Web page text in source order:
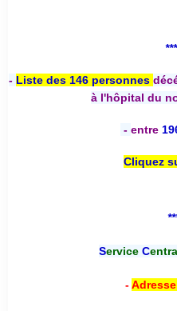
- Liste des 146 personnes
à l'hôpital du
- entre
Cliquez
Service C
-